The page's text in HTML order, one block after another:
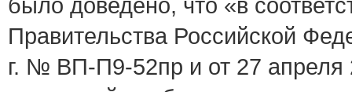
было доведено, что «в
Правительства Российской
г. № ВП-П9-52пр и от 27